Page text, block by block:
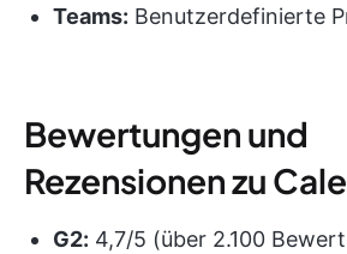
Teams: Benutzerdefinierte
Bewertungen und
Rezensionen zu
G2: 4,7/5 (über 2.100